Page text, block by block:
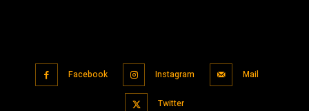
Facebook Instagram Mail
Twitter